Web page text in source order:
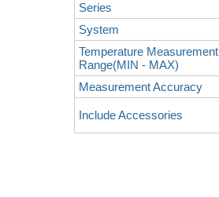
Series
System
Temperature Measurement
Range(MIN - MAX)
Measurement Accuracy
Include Accessories